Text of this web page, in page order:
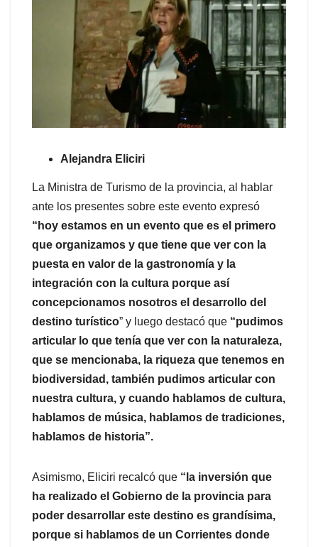
Alejandra Eliciri
La Ministra de Turismo de la provincia, al hablar
ante los presentes sobre este evento expresó
“hoy estamos en un evento que es el primero
que organizamos y que tiene que ver con la
puesta en valor de la gastronomía y la
integración con la cultura porque así
concepcionamos nosotros el desarrollo del
destino turístico” y luego destacó que “pudimos
articular lo que tenía que ver con la naturaleza,
que se mencionaba, la riqueza que tenemos en
biodiversidad, también pudimos articular con
nuestra cultura, y cuando hablamos de cultura,
hablamos de música, hablamos de tradiciones,
hablamos de historia”.
Asimismo, Eliciri recalcó que “la inversión que
ha realizado el Gobierno de la provincia para
poder desarrollar este destino es grandísima,
porque si hablamos de un Corrientes donde